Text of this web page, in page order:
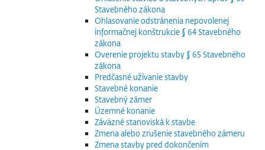
Stavebného zákona
Ohlasovanie odstránenia nepovolenej
informačnej konštrukcie § 64 Stavebného
zákona
Overenie projektu stavby § 65 Stavebného
zákona
Predčasné užívanie stavby
Stavebné konanie
Stavebný zámer
Územné konanie
Záväzné stanoviská k stavbe
Zmena alebo zrušenie stavebného zámeru
Zmena stavby pred dokončením